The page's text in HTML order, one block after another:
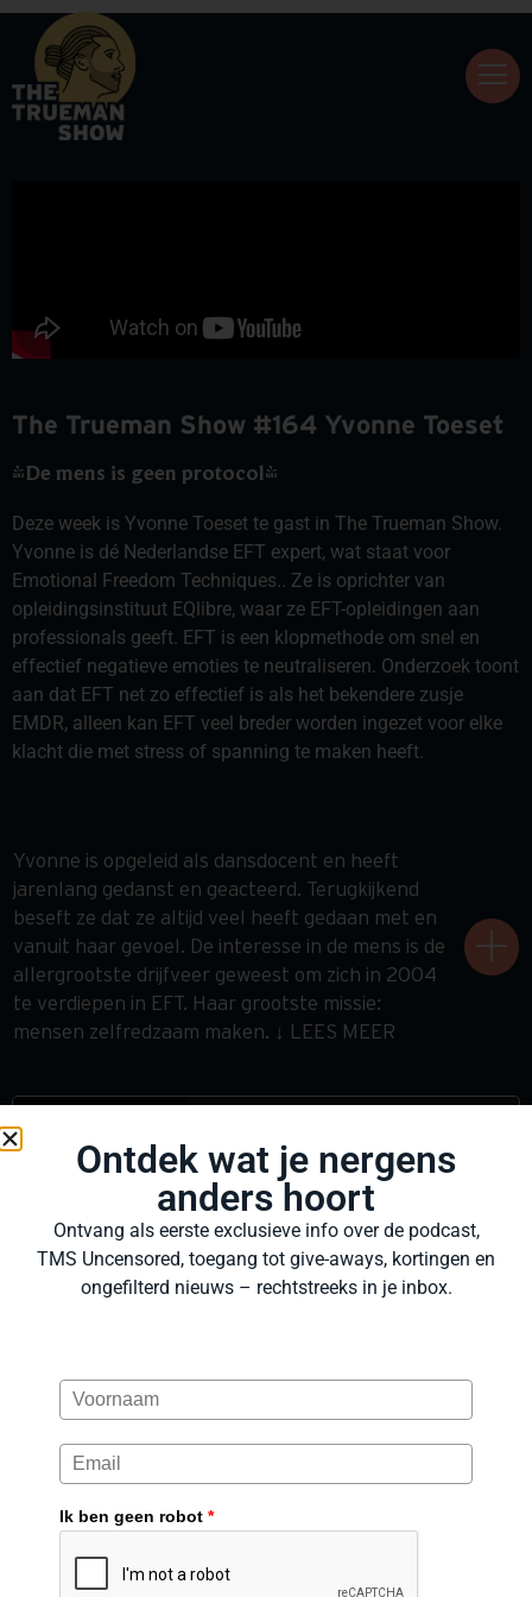
The Trueman Show #164 Yvonne Toeset
'De mens is geen protocol'
Deze week is Yvonne Toeset te gast in The Trueman Show.
Yvonne is dé Nederlandse EFT expert, wat staat voor
Emotional Freedom Techniques.. Ze is oprichter van
opleidingsinstituut EQlibre, waar ze EFT-opleidingen aan
professionals geeft. EFT is een klopmethode om snel en
effectief negatieve emoties te neutraliseren. Onderzoek toont
aan dat EFT net zo effectief is als het bekendere zusje
EMDR, alleen kan EFT veel breder worden ingezet voor elke
klacht die met stress of spanning te maken heeft.
Yvonne is opgeleid als dansdocent en heeft
jarenlang gedanst en geacteerd. Terugkijkend
beseft ze dat ze altijd veel heeft gedaan met en
vanuit haar gevoel. De interesse in de mens is de
allergrootste drijfveer geweest om zich in 2004
te verdiepen in EFT. Haar grootste missie:
mensen zelfredzaam maken. ↓ LEES MEER
Waardeer je wat wij
Ontdek wat je nergens
anders hoort
Ontvang als eerste exclusieve info over de podcast,
TMS Uncensored, toegang tot give-aways, kortingen en
ongefilterd nieuws – rechtstreeks in je inbox.
Ik ben geen robot *